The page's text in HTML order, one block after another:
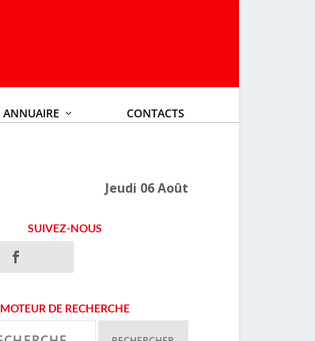
ANNUAIRE CONTACTS
Jeudi 06 Août
SUIVEZ-NOUS
MOTEUR DE RECHERCHE